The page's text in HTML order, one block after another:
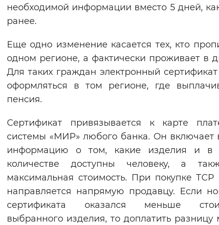
необходимой информации вместо 5 дней,
ранее.
Еще одно изменение касается тех, кто
одном регионе, а фактически проживает в
Для таких граждан электронный
оформляться в том регионе, где
пенсия.
Сертификат привязывается к карте
системы «МИР» любого банка. Он включает
информацию о том, какие изделия и в
количестве доступны человеку, а
максимальная стоимость. При покупке ТСР
направляется напрямую продавцу. Если
сертификата оказался меньше
выбранного изделия, то доплатить